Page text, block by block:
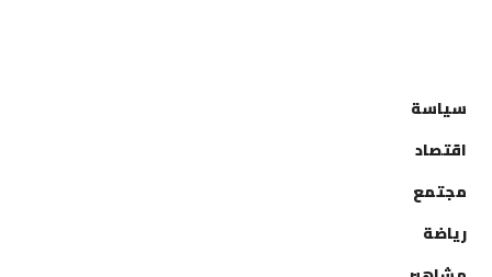
سياسة
اقتصاد
مجتمع
رياضة